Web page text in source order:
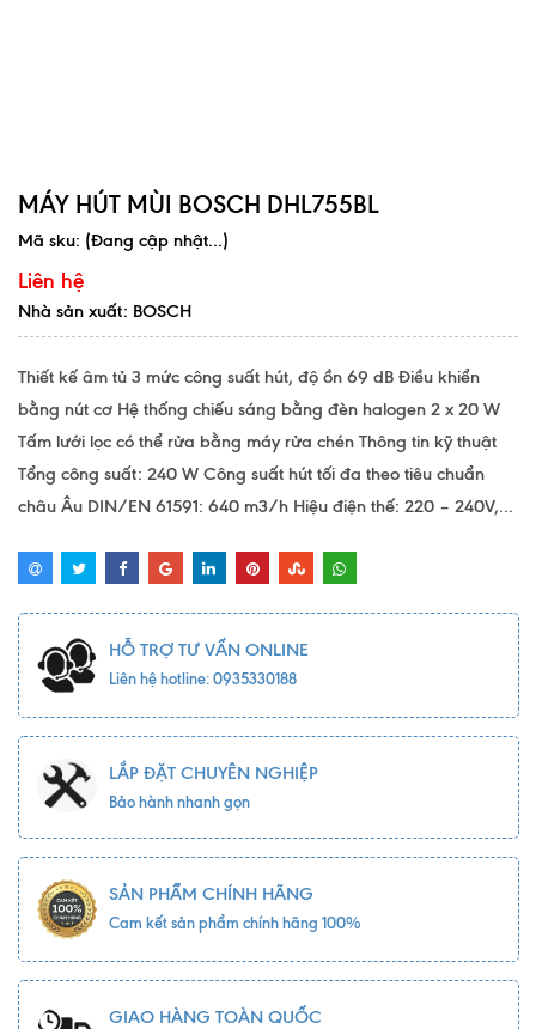
MÁY HÚT MÙI BOSCH DHL755BL
Mã sku: (Đang cập nhật...)
Liên hệ
Nhà sản xuất: BOSCH
Thiết kế âm tủ 3 mức công suất hút, độ ồn 69 dB Điều khiển
bằng nút cơ Hệ thống chiếu sáng bằng đèn halogen 2 x 20 W
Tấm lưới lọc có thể rửa bằng máy rửa chén Thông tin kỹ thuật
Tổng công suất: 240 W Công suất hút tối đa theo tiêu chuẩn
châu Âu DIN/EN 61591: 640 m3/h Hiệu điện thế: 220 – 240V,...
HỖ TRỢ TƯ VẤN ONLINE
Liên hệ hotline: 0935330188
LẮP ĐẶT CHUYÊN NGHIỆP
Bảo hành nhanh gọn
SẢN PHẨM CHÍNH HÃNG
Cam kết sản phẩm chính hãng 100%
GIAO HÀNG TOÀN QUỐC